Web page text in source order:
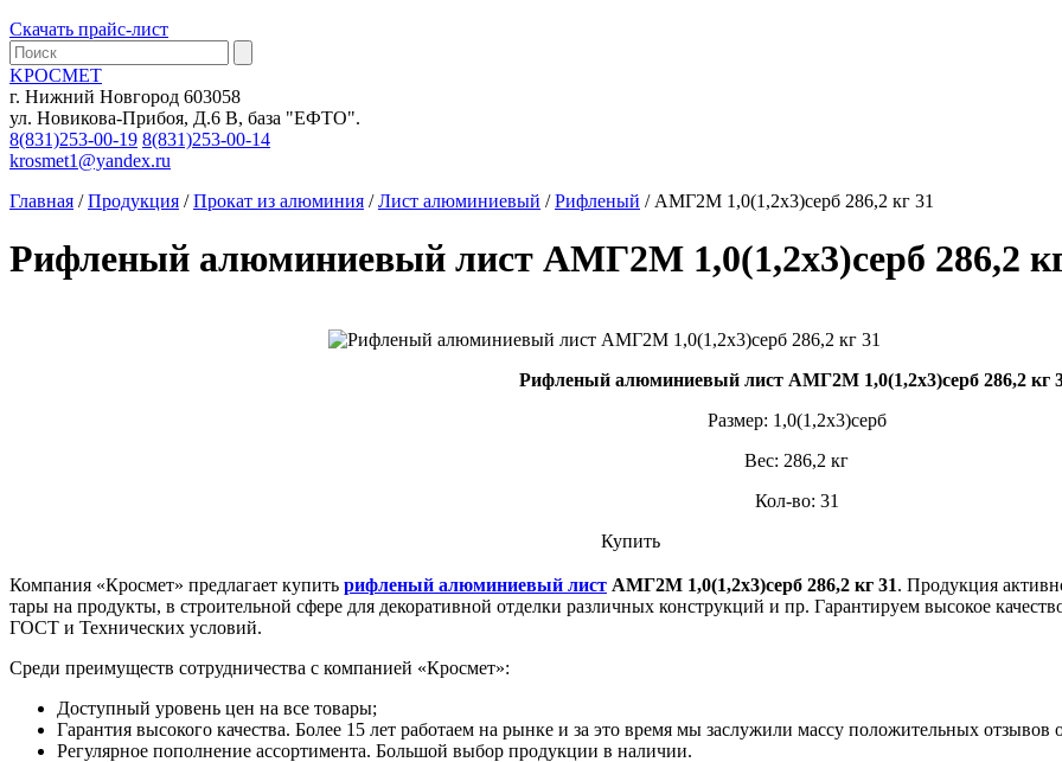
Скачать прайс-лист
KРОСМЕТ
г. Нижний Новгород 603058
ул. Новикова-Прибоя, Д.6 В, база "ЕФТО".
8(831)253-00-19 8(831)253-00-14
krosmet1@yandex.ru
Главная /Продукция /Прокат из алюминия /Лист алюминиевый /Рифленый / АМГ2М 1,0(1,2х3)серб 286,2 кг 31
Рифленый алюминиевый лист АМГ2М 1,0(1,2х3)серб 286,2
Рифленый алюминиевый лист АМГ2М 1,0(1,2х3)серб 286,2 кг
Размер: 1,0(1,2х3)серб
Вес: 286,2 кг
Кол-во: 31
Купить
Компания «Кросмет» предлагает купить рифленый алюминиевый лист АМГ2М 1,0(1,2х3)серб 286,2 кг 31. Продукция
тары на продукты, в строительной сфере для декоративной отделки различных конструкций и пр. Гарантируем высокое
ГОСТ и Технических условий.
Среди преимуществ сотрудничества с компанией «Кросмет»:
Доступный уровень цен на все товары;
Гарантия высокого качества. Более 15 лет работаем на рынке и за это время мы заслужили массу положительных отзывов
Регулярное пополнение ассортимента. Большой выбор продукции в наличии.